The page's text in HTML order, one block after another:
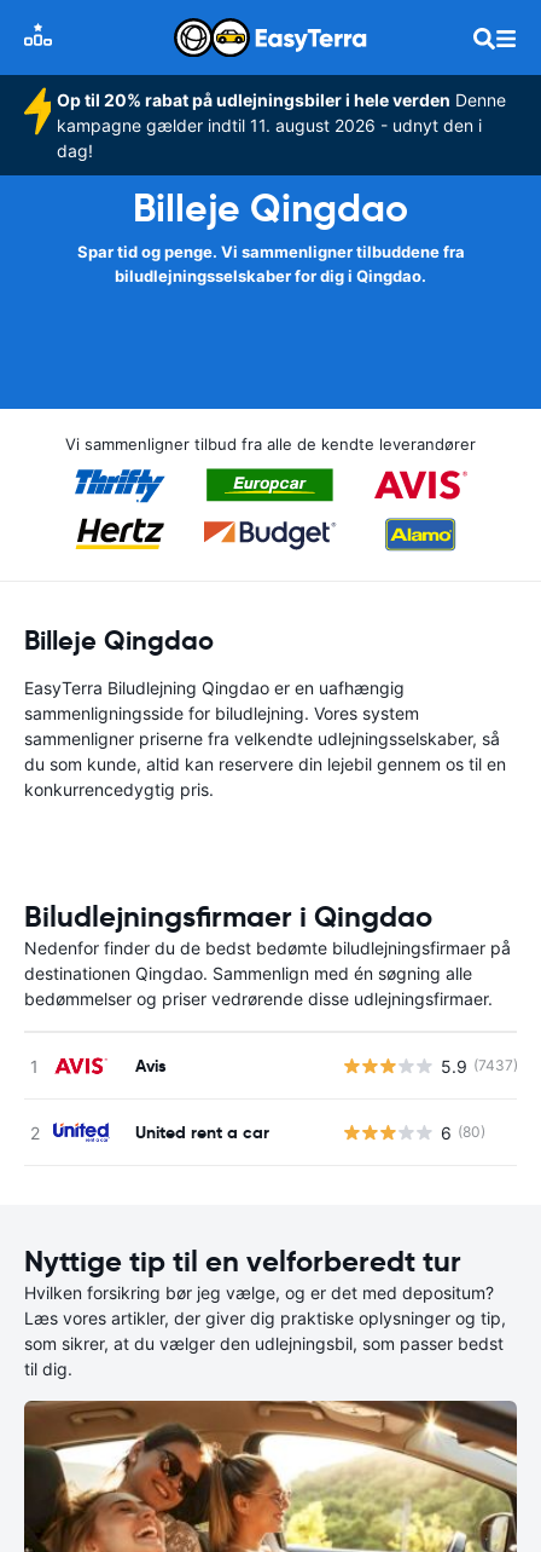
Op til 20% rabat på udlejningsbiler i hele verden Denne
kampagne gælder indtil 11. august 2026 - udnyt den i
dag!
Billeje Qingdao
Spar tid og penge. Vi sammenligner tilbuddene fra
biludlejningsselskaber for dig i Qingdao.
Vi sammenligner tilbud fra alle de kendte leverandører
Billeje Qingdao
EasyTerra Biludlejning Qingdao er en uafhængig
sammenligningsside for biludlejning. Vores system
sammenligner priserne fra velkendte udlejningsselskaber, så
du som kunde, altid kan reservere din lejebil gennem os til en
konkurrencedygtig pris.
Biludlejningsfirmaer i Qingdao
Nedenfor finder du de bedst bedømte biludlejningsfirmaer på
destinationen Qingdao. Sammenlign med én søgning alle
bedømmelser og priser vedrørende disse udlejningsfirmaer.
Avis 5.9 (7437)
United rent a car 6 (80)
Nyttige tip til en velforberedt tur
Hvilken forsikring bør jeg vælge, og er det med depositum?
Læs vores artikler, der giver dig praktiske oplysninger og tip,
som sikrer, at du vælger den udlejningsbil, som passer bedst
til dig.